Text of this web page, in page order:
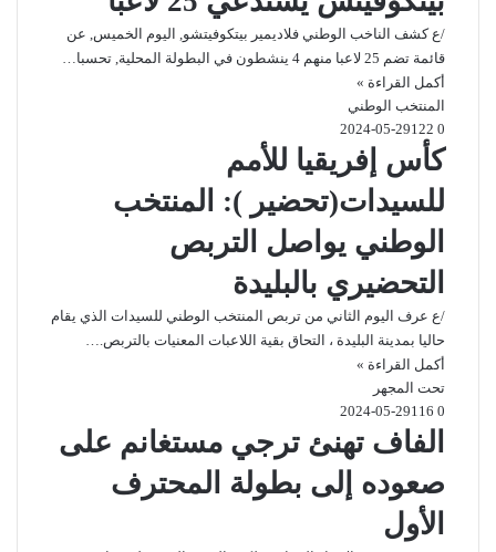
/ع كشف الناخب الوطني فلاديمير بيتكوفيتشو, اليوم الخميس, عن
قائمة تضم 25 لاعبا منهم 4 ينشطون في البطولة المحلية, تحسبا…
أكمل القراءة »
المنتخب الوطني
2024-05-29
0
كأس إفريقيا للأمم
للسيدات(تحضير ): المنتخب
الوطني يواصل التربص
التحضيري بالبليدة
/ع عرف اليوم الثاني من تربص المنتخب الوطني للسيدات الذي يقام
حاليا بمدينة البليدة ، التحاق بقية اللاعبات المعنيات بالتربص.…
أكمل القراءة »
تحت المجهر
2024-05-29
0
الفاف تهنئ ترجي مستغانم على
صعوده إلى بطولة المحترف
الأول